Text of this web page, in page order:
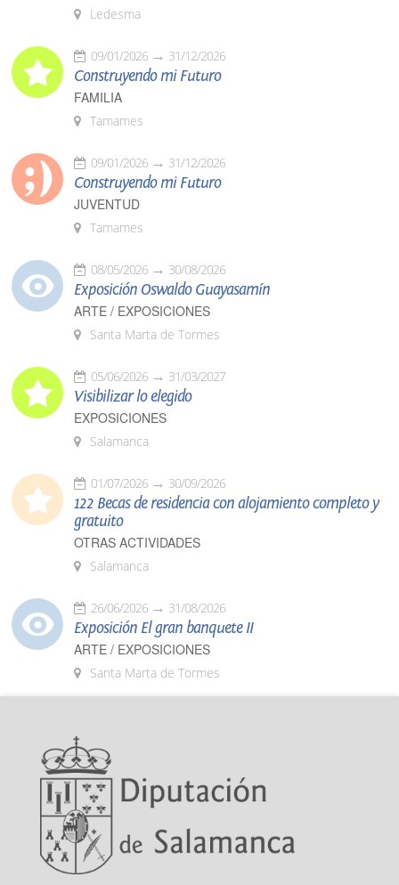
Ledesma
09/01/2026 31/12/2026
Construyendo mi Futuro
FAMILIA
Tamames
09/01/2026 31/12/2026
Construyendo mi Futuro
JUVENTUD
Tamames
08/05/2026 30/08/2026
Exposición Oswaldo Guayasamín
ARTE / EXPOSICIONES
Santa Marta de Tormes
05/06/2026 31/03/2027
Visibilizar lo elegido
EXPOSICIONES
Salamanca
01/07/2026 30/09/2026
122 Becas de residencia con alojamiento completo y
gratuito
OTRAS ACTIVIDADES
Salamanca
26/06/2026 31/08/2026
Exposición El gran banquete II
ARTE / EXPOSICIONES
Santa Marta de Tormes